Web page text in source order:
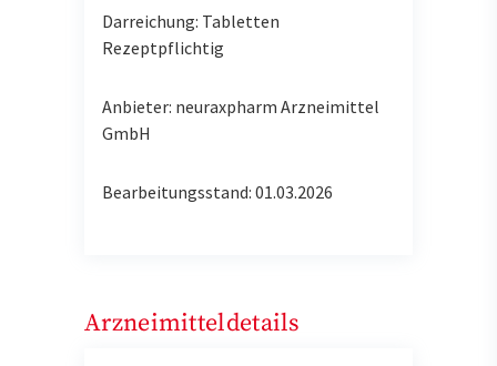
Darreichung: Tabletten
Rezeptpflichtig
Anbieter: neuraxpharm Arzneimittel
GmbH
Bearbeitungsstand: 01.03.2026
Arzneimitteldetails